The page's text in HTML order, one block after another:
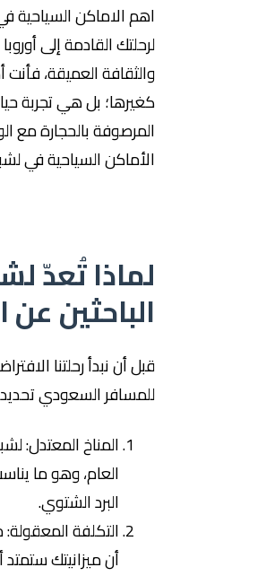
اهم الاماكن
لرحلتك القادمة إلى
والثقافة العميقة،
كغيرها؛ بل هي تجربة
المرصوفة بالحجارة مع
الأماكن السياحية في
لماذا تُعدّ
الباحثين
قبل أن نبدأ رحلتنا
للمسافر السعودي
العام، وهو ما
البرد الشتوي.
التكلفة
أن ميزانيتك